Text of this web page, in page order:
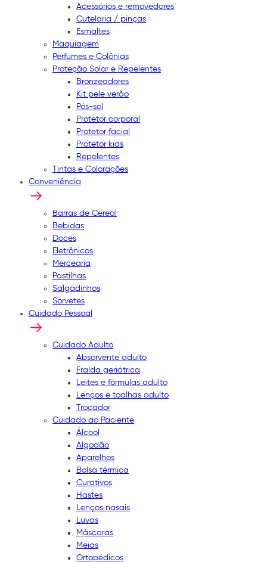
Acessórios e removedores
Cutelaria / pinças
Esmaltes
Maquiagem
Perfumes e Colônias
Proteção Solar e Repelentes
Bronzeadores
Kit pele verão
Pós-sol
Protetor corporal
Protetor facial
Protetor kids
Repelentes
Tintas e Colorações
Conveniência
Barras de Cereal
Bebidas
Doces
Eletrônicos
Mercearia
Pastilhas
Salgadinhos
Sorvetes
Cuidado Pessoal
Cuidado Adulto
Absorvente adulto
Fralda geriátrica
Leites e fórmulas adulto
Lenços e toalhas adulto
Trocador
Cuidado ao Paciente
Álcool
Algodão
Aparelhos
Bolsa térmica
Curativos
Hastes
Lenços nasais
Luvas
Máscaras
Meias
Ortopédicos